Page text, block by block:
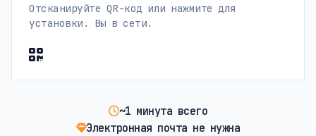
Отсканируйте QR-код или нажмите для
установки. Вы в сети.
~1 минута всего
Электронная почта не нужна